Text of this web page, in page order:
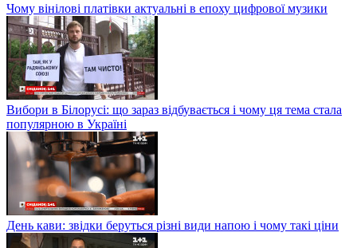
Чому вінілові платівки актуальні в епоху цифрової музики
Вибори в Білорусі: що зараз відбувається і чому ця тема стала
популярною в Україні
День кави: звідки беруться різні види напою і чому такі ціни